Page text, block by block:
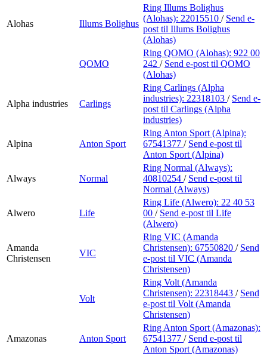
Alohas Illums Bolighus
Ring Illums Bolighus
(Alohas): 22015510 / Send e-
post til Illums Bolighus
(Alohas)
QOMO
Ring QOMO (Alohas): 922 00
242 / Send e-post til QOMO
(Alohas)
Alpha industries Carlings
Ring Carlings (Alpha
industries): 22318103 / Send e-
post til Carlings (Alpha
industries)
Alpina Anton Sport
Ring Anton Sport (Alpina):
67541377 / Send e-post til
Anton Sport (Alpina)
Always Normal
Ring Normal (Always):
40810254 / Send e-post til
Normal (Always)
Alwero Life
Ring Life (Alwero): 22 40 53
00 / Send e-post til Life
(Alwero)
Amanda
Christensen
VIC
Ring VIC (Amanda
Christensen): 67550820 / Send
e-post til VIC (Amanda
Christensen)
Volt
Ring Volt (Amanda
Christensen): 22318443 / Send
e-post til Volt (Amanda
Christensen)
Amazonas Anton Sport
Ring Anton Sport (Amazonas):
67541377 / Send e-post til
Anton Sport (Amazonas)